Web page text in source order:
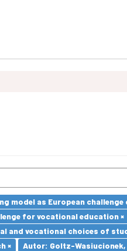
as European challenge
for vocational education ×
and vocational choices of
×
Autor: Goltz-Wasiucionek,